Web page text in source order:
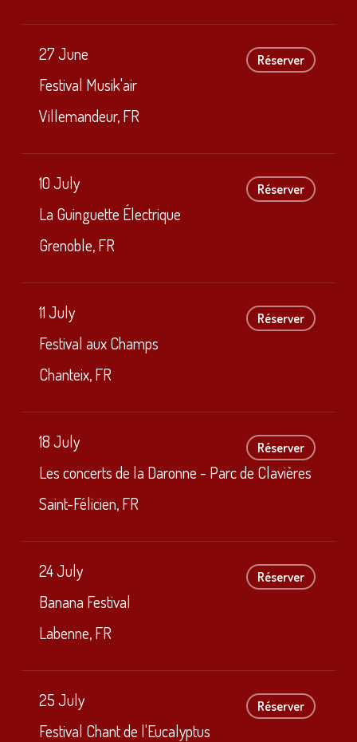
27 June
Festival Musik'air
Villemandeur, FR
Réserver
10 July
La Guinguette Électrique
Grenoble, FR
Réserver
11 July
Festival aux Champs
Chanteix, FR
Réserver
18 July
Les concerts de la Daronne - Parc de Clavières
Saint-Félicien, FR
Réserver
24 July
Banana Festival
Labenne, FR
Réserver
25 July
Festival Chant de l'Eucalyptus
Réserver